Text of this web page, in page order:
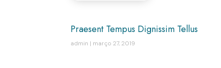
Praesent Tempus Dignissim Tellus
admin março 27, 2019